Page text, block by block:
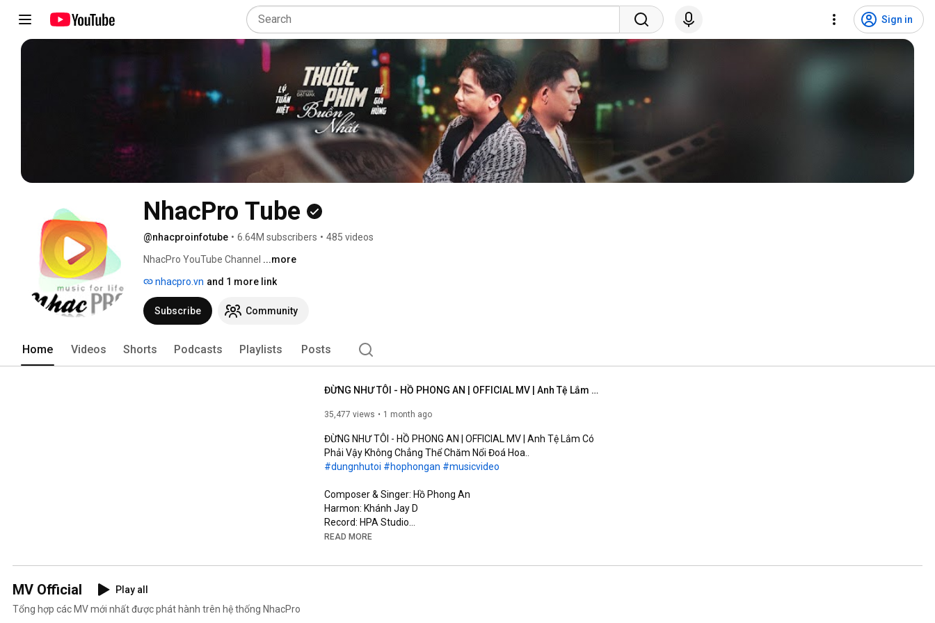
Sign in
NhacPro Tube
@nhacproinfotube • 6.64M subscribers • 485 videos
NhacPro YouTube Channel ...more
nhacpro.vn and 1 more link
Subscribe Community
Home Videos Shorts Podcasts Playlists Posts
ĐỪNG NHƯ TÔI - HỒ PHONG AN | OFFICIAL MV | Anh Tệ Lắm Có Phải Vậy Không Chẳng Thể Chăm Nổi Đoá Hoa..
35,477 views 1 month ago
ĐỪNG NHƯ TÔI - HỒ PHONG AN | OFFICIAL MV | Anh Tệ Lắm Có
#dungnhutoi #hophongan #musicvideo
Composer & Singer: Hồ Phong An
Harmon: Khánh Jay D
Record: HPA Studio
Mix Master & Background Vocal: Đinh Hoàng Quốc
Screenwriter: Võ Thị Bích Trâm
READ MORE
MV Official
Play all
Tổng hợp các MV mới nhất được phát hành trên hệ thống NhacPro